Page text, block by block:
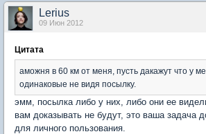
Lerius
09 Июн 2012
Цитата
аможня в 60 км от меня, пусть дакажут что у
одинаковые не видя посылку.
эмм, посылка либо у них, либо они ее
вам доказывать не будут, это ваша задача
для личного пользования.